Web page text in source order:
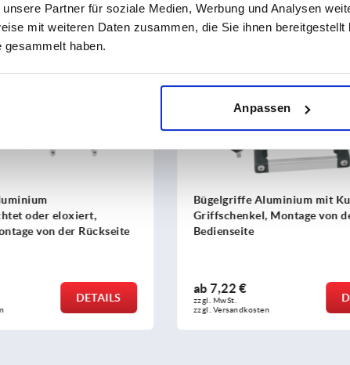
unsere Partner für soziale Medien, Werbung und Analysen
mit weiteren Daten zusammen, die Sie ihnen
gesammelt haben.
Anpassen
auch
Bügelgriffe Aluminium mit Kunststoff-
Griffschenkel, Montage von der
Bedienseite
7,22 €
zzgl. MwSt.
zzgl. Versandkosten
DETAILS
Montage
9,79 €
zzgl. MwSt.
zzgl.